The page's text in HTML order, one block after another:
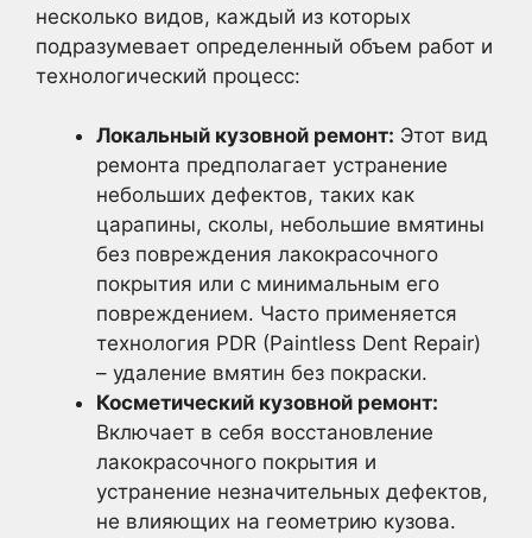
несколько видов, каждый из которых
подразумевает определенный объем работ и
технологический процесс:
Локальный кузовной ремонт: Этот вид
ремонта предполагает устранение
небольших дефектов, таких как
царапины, сколы, небольшие вмятины
без повреждения лакокрасочного
покрытия или с минимальным его
повреждением. Часто применяется
технология PDR (Paintless Dent Repair)
– удаление вмятин без покраски.
Косметический кузовной ремонт:
Включает в себя восстановление
лакокрасочного покрытия и
устранение незначительных дефектов,
не влияющих на геометрию кузова.